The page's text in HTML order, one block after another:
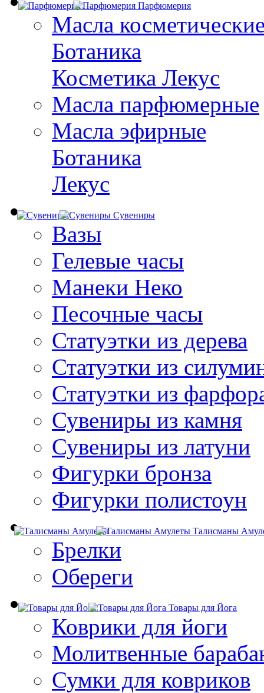
Парфюмерия
Масла
Ботаника
Косметика Лекус
Масла парфюмерные
Масла эфирные
Ботаника
Лекус
Сувениры
Вазы
Гелевые часы
Манеки Неко
Песочные часы
Статуэтки из дерева
Статуэтки из
Статуэтки из
Сувениры из камня
Сувениры из латуни
Фигурки бронза
Фигурки полистоун
Талисманы
Брелки
Обереги
Товары для Йога
Коврики для йоги
Молитвенные
Сумки для ковриков